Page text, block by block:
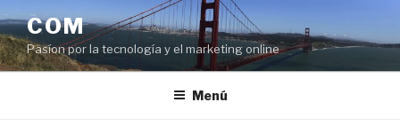
al
contenido
COM
Pasíon por la tecnología y el marketing online
Menú